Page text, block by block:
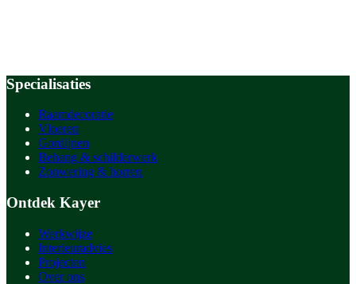
Specialisaties
Raamdecoratie
Vloeren
Gordijnen
Behang & schilderwerk
Zonwering & horren
Ontdek Kayer
Werkwijze
Interieuradvies
Projecten
Over ons